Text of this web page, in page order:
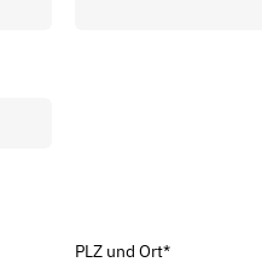
PLZ und Ort*